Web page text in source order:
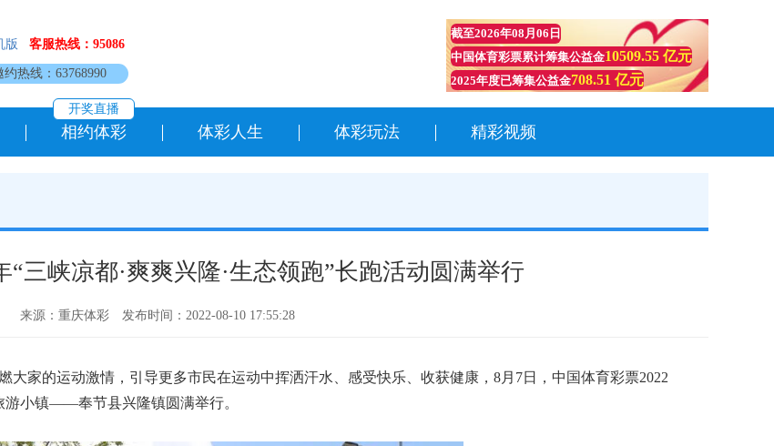
版 客服热线：95086
约热线：63768990
截至2026年08月06日
中国体育彩票累计筹集公益金10509.55 亿元
2025年度已筹集公益金708.51 亿元
相约体彩
开奖直播
体彩人生 体彩玩法 精彩视频
“三峡凉都·爽爽兴隆·生态领跑”长跑活动圆满举行
来源：重庆体彩 发布时间：2022-08-10 17:55:28
家的运动激情，引导更多市民在运动中挥洒汗水、感受快乐、收获健康，8月7日，中国体育彩票2022
游小镇——奉节县兴隆镇圆满举行。